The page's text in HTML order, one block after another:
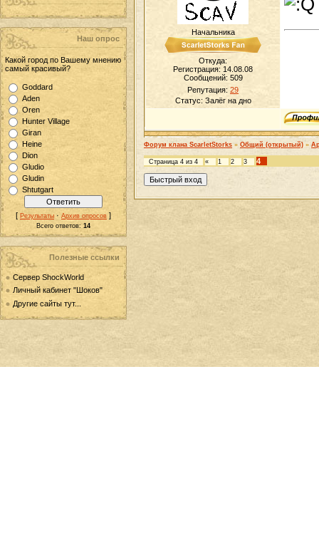
Наш опрос
Какой город по Вашему мнению
самый красивый?
Goddard
Aden
Oren
Hunter Village
Giran
Heine
Dion
Gludio
Gludin
Shtutgart
[ Результаты · Архив опросов ]
Всего ответов: 14
Полезные ссылки
Сервер ShockWorld
Личный кабинет "Шоков"
Другие сайты тут...
Начальника
Откуда:
Регистрация: 14.08.08
Сообщений: 509
Репутация: 29
Статус: Залёг на дно
Форум клана ScarletStorks » Общий (открытый) »
Страница 4 из 4 « 1 2 3 4